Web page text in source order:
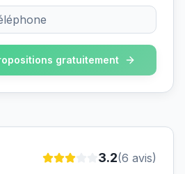
gratuitement
3.2(6 avis)